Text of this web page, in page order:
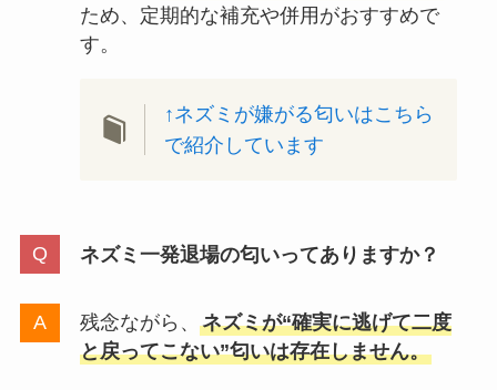
ため、定期的な補充や併用がおすすめで
す。
↑ネズミが嫌がる匂いはこちら
で紹介しています
ネズミ一発退場の匂いってありますか？
残念ながら、 ネズミが“確実に逃げて二度
と戻ってこない”匂いは存在しません。